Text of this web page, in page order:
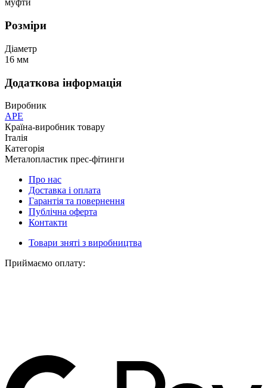
муфти
Розміри
Діаметр
16 мм
Додаткова інформація
Виробник
APE
Країна-виробник товару
Італія
Категорія
Металопластик прес-фітинги
Про нас
Доставка і оплата
Гарантія та повернення
Публічна оферта
Контакти
Товари зняті з виробництва
Приймаємо оплату: